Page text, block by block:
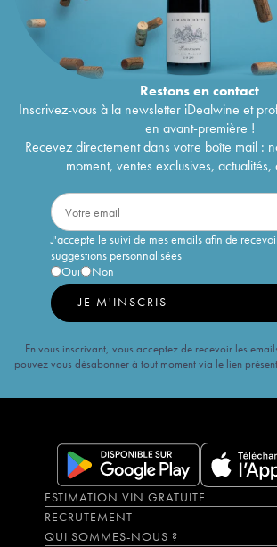
Restons encontact
Inscrivez-vous à la newsletter iDealwine et
en avant-première !
Recevez directement dans votre boîte mail :
moment, ventes exclusives, actualités,
J'accepte le suivi de mes emails afin de
suggestions personnalisées
Oui
Non
JE M'INSCRIS
En vous inscrivant, vous acceptez de recevoir les
pouvez vous désabonner à tout moment via le lien
ESTIMATION VIN GRATUITE
RECRUTEMENT
QUI SOMMES-NOUS ?